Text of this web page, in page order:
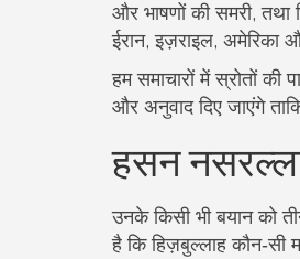
और भाषणों की समरी, तथा
ईरान, इज़राइल, अमेरिका
हम समाचारों में स्रोतों
और अनुवाद दिए जाएंगे
हसन
उनके किसी भी बयान को
है कि हिज़बुल्लाह